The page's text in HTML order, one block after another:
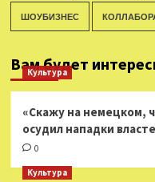
ШОУБИЗНЕС
Вам будет
Культура
«Скажу на немецком,
осудил нападки
0
Культура